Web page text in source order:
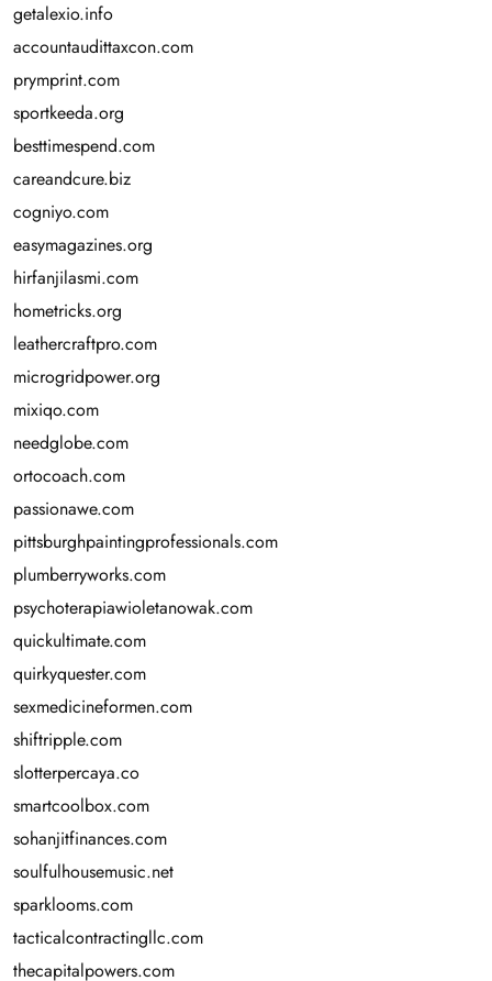
getalexio.info
accountaudittaxcon.com
prymprint.com
sportkeeda.org
besttimespend.com
careandcure.biz
cogniyo.com
easymagazines.org
hirfanjilasmi.com
hometricks.org
leathercraftpro.com
microgridpower.org
mixiqo.com
needglobe.com
ortocoach.com
passionawe.com
pittsburghpaintingprofessionals.com
plumberryworks.com
psychoterapiawioletanowak.com
quickultimate.com
quirkyquester.com
sexmedicineformen.com
shiftripple.com
slotterpercaya.co
smartcoolbox.com
sohanjitfinances.com
soulfulhousemusic.net
sparklooms.com
tacticalcontractingllc.com
thecapitalpowers.com